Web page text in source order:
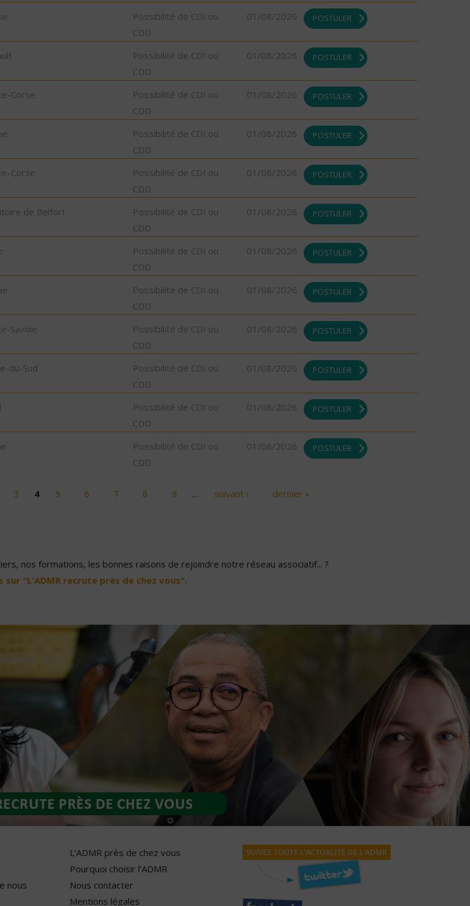
Possibilité de CDI ou
CDD
01/08/2026 POSTULER
Possibilité de CDI ou
CDD
01/08/2026 POSTULER
Corse
Possibilité de CDI ou
CDD
01/08/2026 POSTULER
Possibilité de CDI ou
CDD
01/08/2026 POSTULER
Corse
Possibilité de CDI ou
CDD
01/08/2026 POSTULER
de Belfort
Possibilité de CDI ou
CDD
01/08/2026 POSTULER
Possibilité de CDI ou
CDD
01/08/2026 POSTULER
Possibilité de CDI ou
CDD
01/08/2026 POSTULER
Savoie
Possibilité de CDI ou
CDD
01/08/2026 POSTULER
du-Sud
Possibilité de CDI ou
CDD
01/08/2026 POSTULER
Possibilité de CDI ou
CDD
01/08/2026 POSTULER
Possibilité de CDI ou
CDD
01/08/2026 POSTULER
3 4 5 6 7 8 9 … suivant › dernier »
nos formations, les bonnes raisons de rejoindre notre réseau associatif... ?
sur "L'ADMR recrute près de chez vous".
nous
L'ADMR près de chez vous
Pourquoi choisir l'ADMR
Nous contacter
Mentions légales